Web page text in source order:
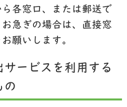
各窓口、または郵送で
急ぎの場合は、直接窓
願いします。
サービスを利用する
の